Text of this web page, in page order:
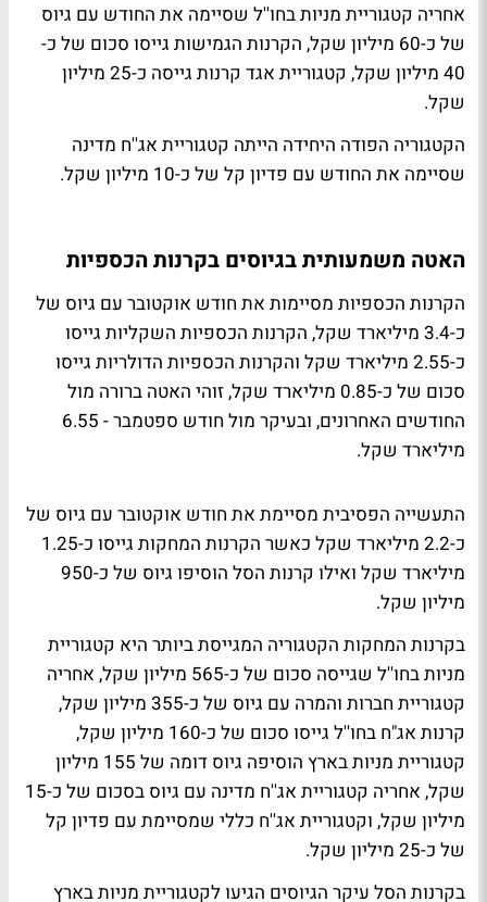
אחריה קטגוריית מניות בחו''ל שסיימה את החודש עם גיוס
של כ-60 מיליון שקל, הקרנות הגמישות גייסו סכום של כ-
40 מיליון שקל, קטגוריית אגד קרנות גייסה כ-25 מיליון
שקל.
הקטגוריה הפודה היחידה הייתה קטגוריית אג''ח מדינה
שסיימה את החודש עם פדיון קל של כ-10 מיליון שקל.
האטה משמעותית בגיוסים בקרנות הכספיות
הקרנות הכספיות מסיימות את חודש אוקטובר עם גיוס של
כ-3.4 מיליארד שקל, הקרנות הכספיות השקליות גייסו
כ-2.55 מיליארד שקל והקרנות הכספיות הדולריות גייסו
סכום של כ-0.85 מיליארד שקל, זוהי האטה ברורה מול
החודשים האחרונים, ובעיקר מול חודש ספטמבר - 6.55
מיליארד שקל.
התעשייה הפסיבית מסיימת את חודש אוקטובר עם גיוס של
כ-2.2 מיליארד שקל כאשר הקרנות המחקות גייסו כ-1.25
מיליארד שקל ואילו קרנות הסל הוסיפו גיוס של כ-950
מיליון שקל.
בקרנות המחקות הקטגוריה המגייסת ביותר היא קטגוריית
מניות בחו''ל שגייסה סכום של כ-565 מיליון שקל, אחריה
קטגוריית חברות והמרה עם גיוס של כ-355 מיליון שקל,
קרנות אג"ח בחו''ל גייסו סכום של כ-160 מיליון שקל,
קטגוריית מניות בארץ הוסיפה גיוס דומה של 155 מיליון
שקל, אחריה קטגוריית אג''ח מדינה עם גיוס בסכום של כ-15
מיליון שקל, וקטגוריית אג''ח כללי שמסיימת עם פדיון קל
של כ-25 מיליון שקל.
בקרנות הסל עיקר הגיוסים הגיעו לקטגוריית מניות בארץ